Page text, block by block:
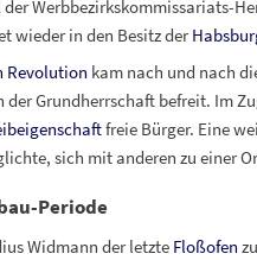
Werbbezirkskommissariats-
wieder in den Besitz der
Revolution kam nach und nach
der Grundherrschaft befreit. Im
freie Bürger. Eine
sich mit anderen zu einer
Periode
Widmann der letzte Floßofen